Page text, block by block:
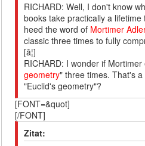
RICHARD: Well, I don't know
books take practically a
heed the word of Mortimer
classic three times to fully
[â¦]
RICHARD: I wonder if
geometry" three times. That's
"Euclid's geometry"?
[FONT=&quot]
[/FONT]
Zitat: